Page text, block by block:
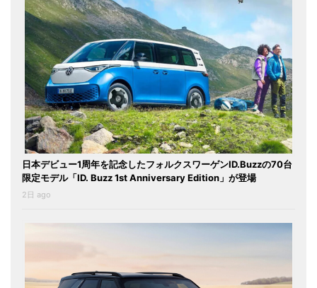
日本デビュー1周年を記念したフォルクスワーゲンID.Buzzの70台
限定モデル「ID. Buzz 1st Anniversary Edition」が登場
2日 ago